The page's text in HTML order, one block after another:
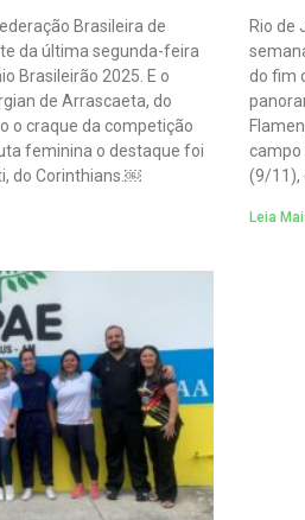
Brasileira de
da última segunda-feira
Brasileirão 2025. E o
de Arrascaeta, do
o craque da competição
feminina o destaque foi
do Corinthians.￼
Rio de
do fim
campo
(9/11),
Leia